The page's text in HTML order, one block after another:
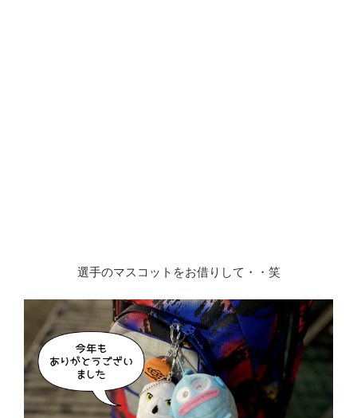
選手のマスコットをお借りして・・笑